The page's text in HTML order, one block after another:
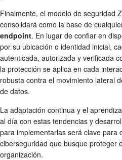
Finalmente, el modelo de seguridad
consolidará como la base de
endpoint. En lugar de confiar en
por su ubicación o identidad inicial,
autenticada, autorizada y verificada
la protección se aplica en cada
robusta contra el movimiento lateral
de datos.
La adaptación continua y el
al día con estas tendencias y
para implementarlas será clave para
ciberseguridad que busque proteger
organización.